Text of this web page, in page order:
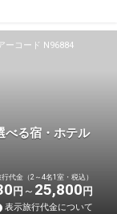
ーコード N96884
る宿・ホテル
代金（2～4名1室・税込）
円 25,800 円
表示旅行代金について